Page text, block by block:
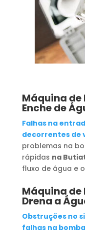
Máquina de
Enche de
Falhas na
decorrentes de
problemas na
rápidas na
fluxo de água e
Máquina de
Drena a
Obstruções no
falhas na bomba